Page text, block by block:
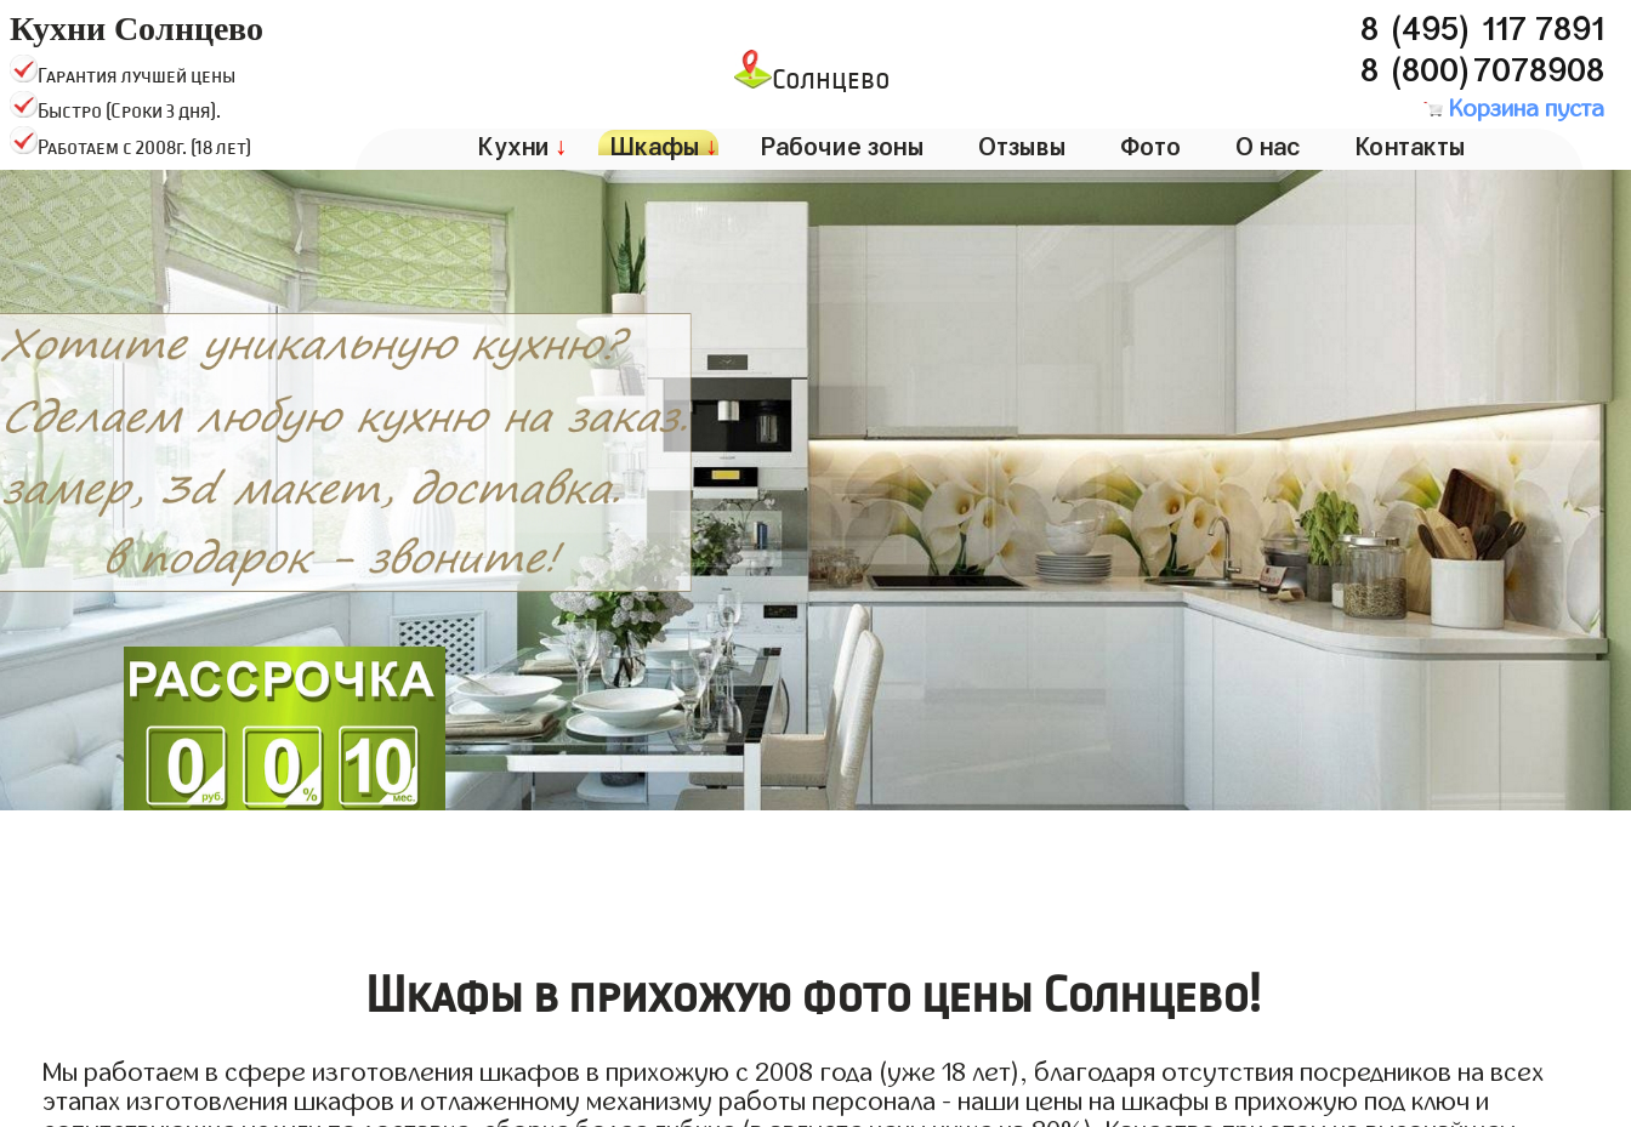
Кухни Солнцево
Гарантия лучшей цены
Быстро (Сроки 3 дня).
Работаем с 2008г. (18 лет)
Солнцево
8 (495) 117 7891
8 (800)7078908
Корзина пуста
Кухни ↓ Шкафы↓ Рабочие зоны Отзывы Фото О нас Контакты
Шкафы в прихожую фото цены Солнцево!
Мы работаем в сфере изготовления шкафов в прихожую с 2008 года (уже 18 лет), благодаря отсутствия посредников на всех
этапах изготовления шкафов и отлаженному механизму работы персонала - наши цены на шкафы в прихожую под ключ и